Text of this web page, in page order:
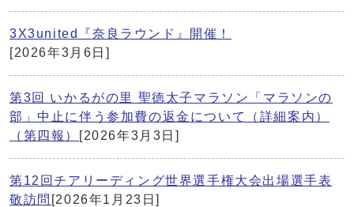
3X3united『奈良ラウンド』開催！
[2026年3月6日]
第3回 いかるがの里 聖徳太子マラソン「マラソンの
部」中止に伴う参加費の返金について（詳細案内）
（第四報）
[2026年3月3日]
第12回チアリーディング世界選手権大会出場選手表
敬訪問 [2026年1月23日]